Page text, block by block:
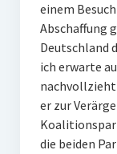
einem
Abschaffung
Deutschland
ich erwarte
nachvollzieht
er zur
die beiden